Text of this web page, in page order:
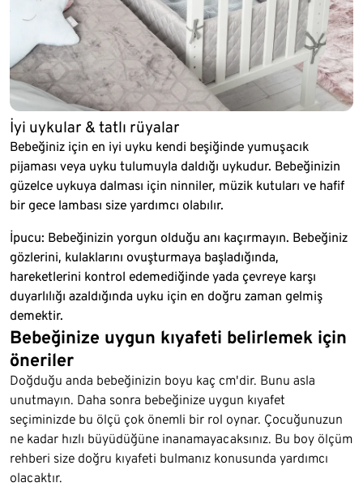
İyi uykular & tatlı rüyalar
Bebeğiniz için en iyi uyku kendi beşiğinde yumuşacık
pijaması veya uyku tulumuyla daldığı uykudur. Bebeğinizin
güzelce uykuya dalması için ninniler, müzik kutuları ve hafif
bir gece lambası size yardımcı olabılır.
İpucu: Bebeğinizin yorgun olduğu anı kaçırmayın. Bebeğiniz
gözlerini, kulaklarını ovuşturmaya başladığında,
hareketlerini kontrol edemediğinde yada çevreye karşı
duyarlılığı azaldığında uyku için en doğru zaman gelmiş
demektir.
Bebeğinize uygun kıyafeti belirlemek için
öneriler
Doğduğu anda bebeğinizin boyu kaç cm'dir. Bunu asla
unutmayın. Daha sonra bebeğinize uygun kıyafet
seçiminizde bu ölçü çok önemli bir rol oynar. Çocuğunuzun
ne kadar hızlı büyüdüğüne inanamayacaksınız. Bu boy ölçüm
rehberi size doğru kıyafeti bulmanız konusunda yardımcı
olacaktır.